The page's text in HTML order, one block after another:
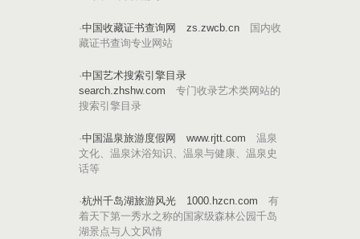
·中国收藏证书查询网 zs.zwcb.cn 国内收
藏证书查询专业网站
·中国艺术搜索引擎目录
search.zhshw.com 专门收录艺术类网站的
搜索引擎目录
·中国温泉旅游度假网 www.rjtt.com 温泉
文化、温泉沐浴知识、温泉与健康、温泉史
话等
·杭州千岛湖旅游风光 1000.hzcn.com 有
着天下第一秀水之称的国家级森林公园千岛
湖景点与人文风情